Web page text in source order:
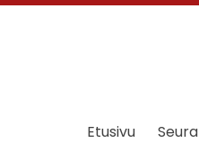
Etusivu Seura